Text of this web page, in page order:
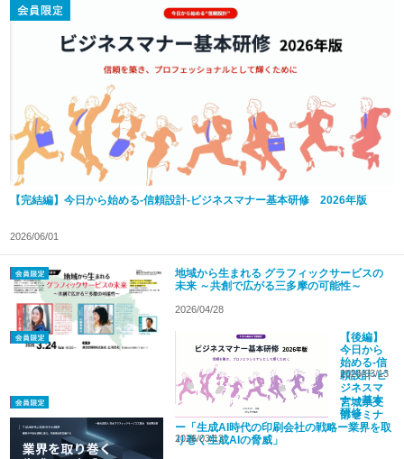
【完結編】今日から始める-信頼設計-ビジネスマナー基本研修 2026年版
2026/06/01
地域から生まれる グラフィックサービスの
未来 ～共創で広がる三多摩の可能性～
2026/04/28
【後編】
今日から
始める-信
頼設計-ビ
ジネスマ
ナー基本
研修
2026年版
2026/03/13
宮城県支
部セミナ
ー「生成AI時代の印刷会社の戦略ー業界を取
り巻く生成AIの脅威」
2026/03/13